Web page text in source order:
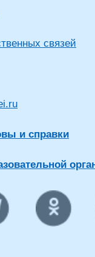
связей
и справки